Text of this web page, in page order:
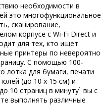
необходимости в
это многофункциональное
сканирование,
корпусе с Wi-Fi Direct и
для тех, кто ищет
принтеры по невероятно
С помощью 100-
лотка для бумаги, печати
(до 10 x 15 см) и
10 страниц в минуту¹ вы с
выполнять различные